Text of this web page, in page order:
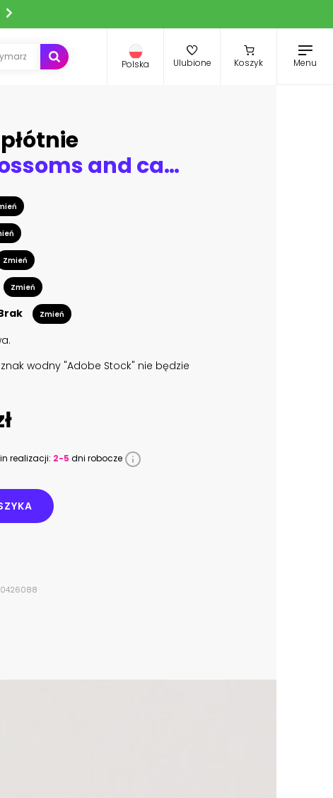
Polska Ulubione Koszyk Menu
Cherry blossoms and castle in Osaka, Japan.
Zmień
Zmień
Zmień
wodny "Adobe Stock" nie będzie
realizacji: 2-5 dni robocze